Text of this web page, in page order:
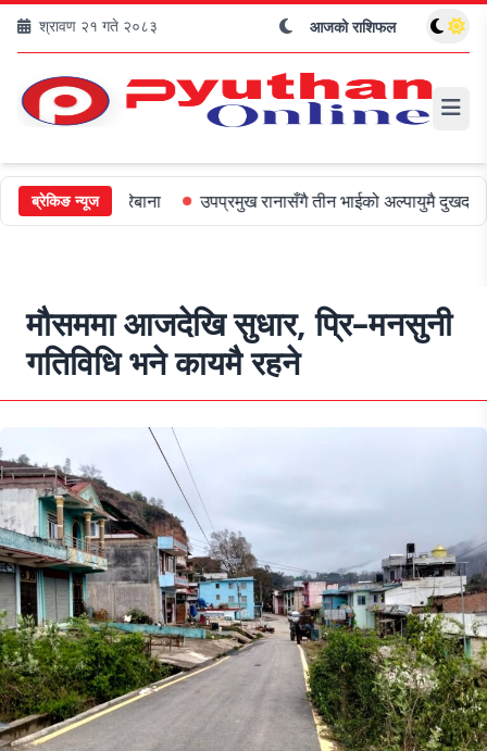
श्रावण २१ गते २०८३ आजको राशिफल
ब्रेकिङ न्यूज
जरिबाना उपप्रमुख रानासँगै तीन भाईको अल्पायुमै दुखद निधन
मौसममा आजदेखि सुधार, प्रि–मनसुनी
गतिविधि भने कायमै रहने